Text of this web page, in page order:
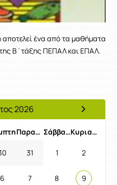
ένα από τα μαθήματα
Β΄τάξης ΠΕΠΑΛ και ΕΠΑΛ.
2026
Επόμενος
Παρασκευή Σάββατο Κυριακή
31 1 2
6 7 8 9